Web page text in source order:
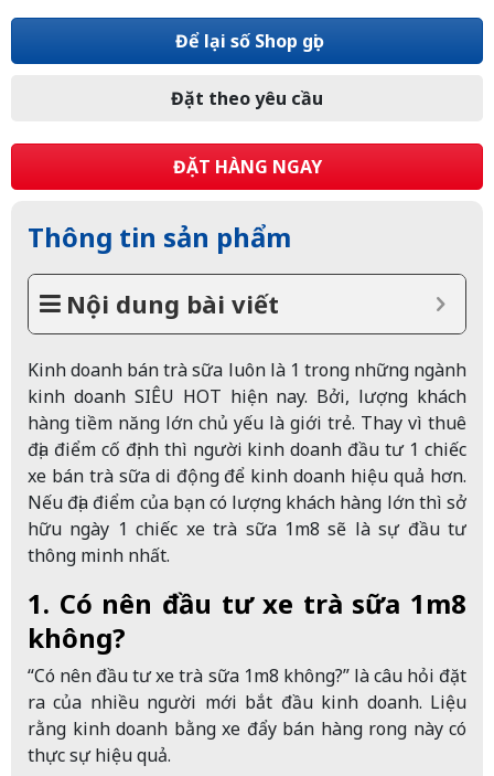
Để lại số Shop gọi
Đặt theo yêu cầu
ĐẶT HÀNG NGAY
Thông tin sản phẩm
Nội dung bài viết
Kinh doanh bán trà sữa luôn là 1 trong những ngành
kinh doanh SIÊU HOT hiện nay. Bởi, lượng khách
hàng tiềm năng lớn chủ yếu là giới trẻ. Thay vì thuê
địa điểm cố định thì người kinh doanh đầu tư 1 chiếc
xe bán trà sữa di động để kinh doanh hiệu quả hơn.
Nếu địa điểm của bạn có lượng khách hàng lớn thì sở
hữu ngày 1 chiếc xe trà sữa 1m8 sẽ là sự đầu tư
thông minh nhất.
1. Có nên đầu tư xe trà sữa 1m8
không?
“Có nên đầu tư xe trà sữa 1m8 không?” là câu hỏi đặt
ra của nhiều người mới bắt đầu kinh doanh. Liệu
rằng kinh doanh bằng xe đẩy bán hàng rong này có
thực sự hiệu quả.